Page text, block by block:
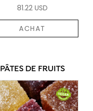
81.22 USD
ACHAT
PÂTES DE FRUITS